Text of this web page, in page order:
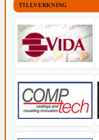
TILLVERKNING